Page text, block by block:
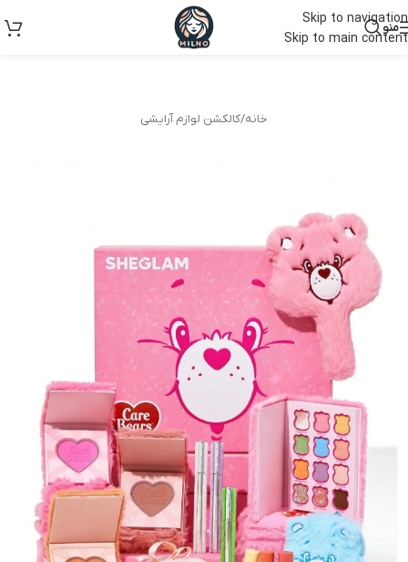
Skip to navigation
Skip to main content
منو
خانه/کالکشن لوازم آرایشی